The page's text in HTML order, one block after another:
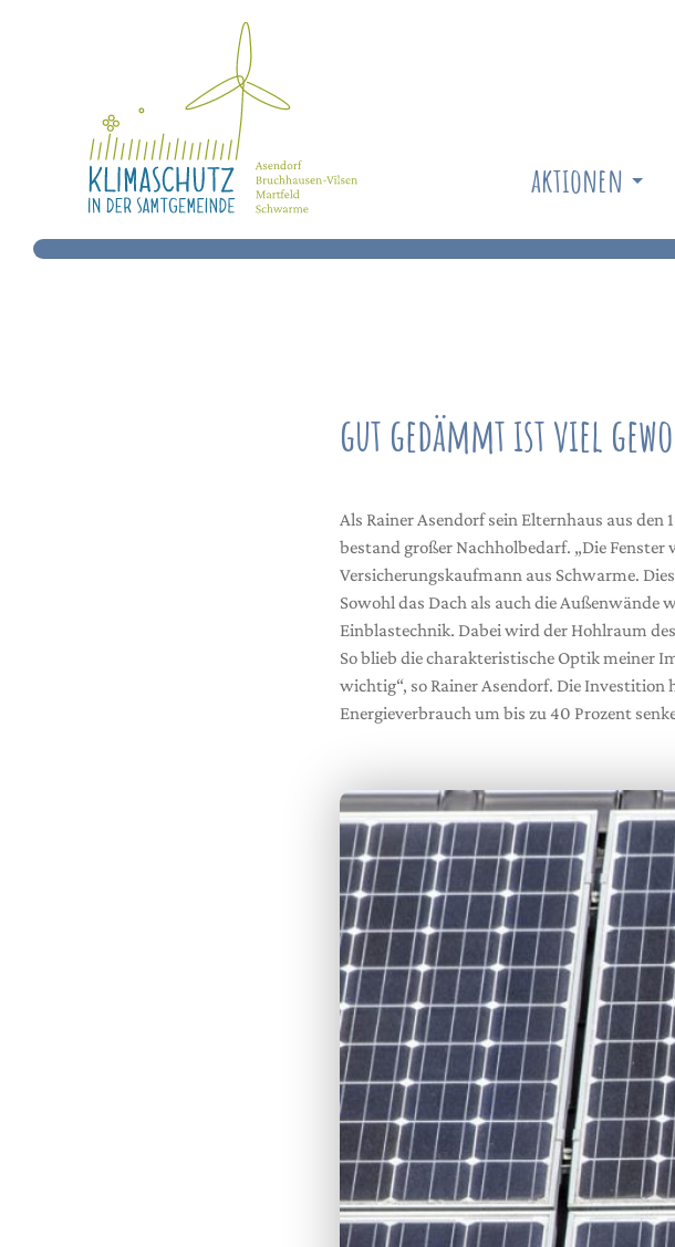
aktionen
gut gedämmt ist viel
Als Rainer Asendorf sein Elternhaus aus den
bestand großer Nachholbedarf. „Die Fenster
Versicherungskaufmann aus Schwarme.
Sowohl das Dach als auch die
Einblastechnik. Dabei wird der Hohlraum
So blieb die charakteristische Optik meiner
wichtig“, so Rainer Asendorf. Die Investition
Energieverbrauch um bis zu 40 Prozent